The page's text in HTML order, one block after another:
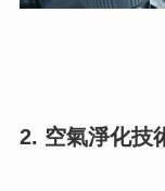
2. 空氣淨化技